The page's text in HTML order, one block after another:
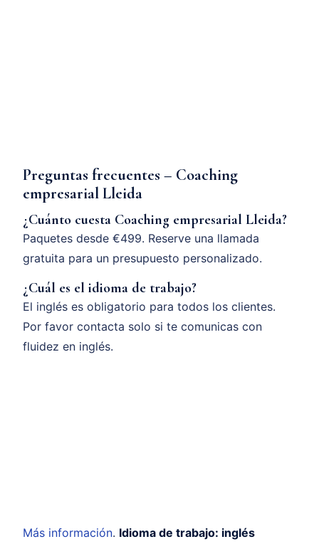
Preguntas frecuentes – Coaching
empresarial Lleida
¿Cuánto cuesta Coaching empresarial Lleida?
Paquetes desde €499. Reserve una llamada
gratuita para un presupuesto personalizado.
¿Cuál es el idioma de trabajo?
El inglés es obligatorio para todos los clientes.
Por favor contacta solo si te comunicas con
fluidez en inglés.
Más información. Idioma de trabajo: inglés